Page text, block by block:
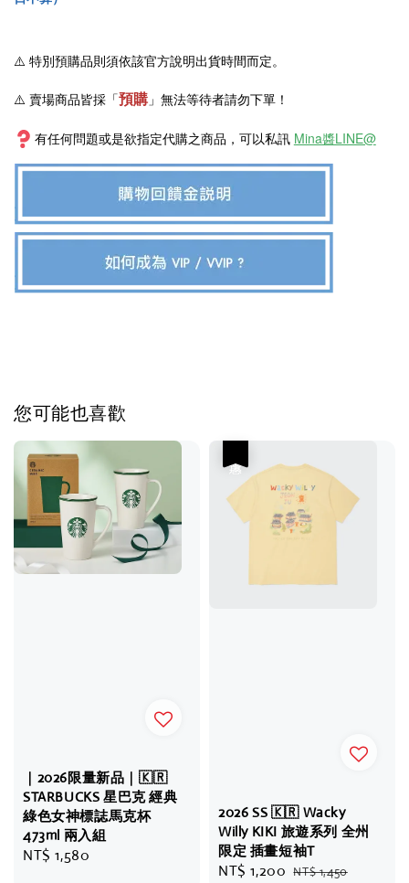
⚠️ 特別預購品則須依該官方說明出貨時間而定。
⚠️ 賣場商品皆採 「預購 」 無法等待者請勿下單！
有任何問題或是欲指定代購之商品，可以私訊 Mina醬LINE@
您可能也喜歡
｜2026限量新品｜🇰🇷
STARBUCKS 星巴克 經典
綠色女神標誌馬克杯
473ml 兩入組
Regular
NT$ 1,580
2026 SS 🇰🇷 Wacky
Willy KIKI 旅遊系列 全州
限定 插畫短袖T
Sale
NT$ 1,200 Regular
NT$ 1,450